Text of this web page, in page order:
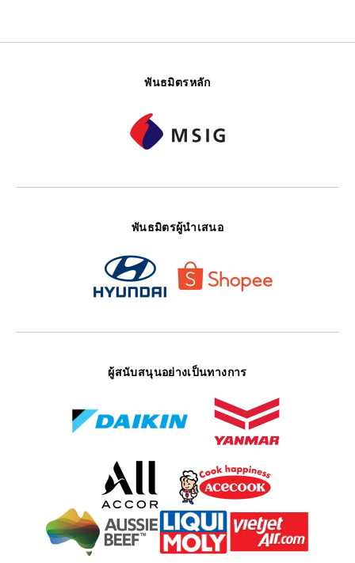
พันธมิตรหลัก
พันธมิตรผู้นำเสนอ
ผู้สนับสนุนอย่างเป็นทางการ